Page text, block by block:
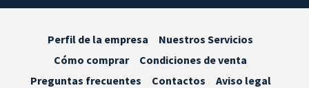
Perfil de la empresa
Nuestros Servicios
Cómo comprar
Condiciones de venta
Preguntas frecuentes
Contactos
Aviso legal